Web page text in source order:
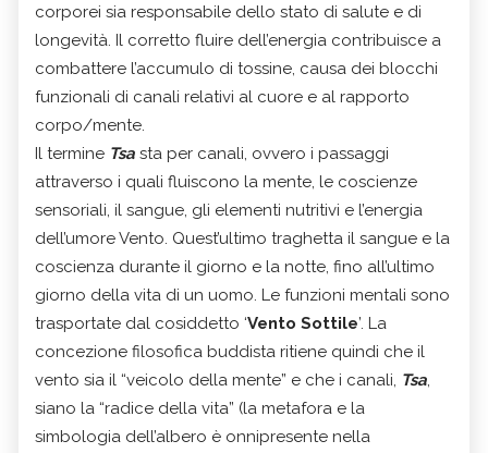
corporei sia responsabile dello stato di salute e di
longevità. Il corretto fluire dell’energia contribuisce a
combattere l’accumulo di tossine, causa dei blocchi
funzionali di canali relativi al cuore e al rapporto
corpo/mente.
Il termine Tsa sta per canali, ovvero i passaggi
attraverso i quali fluiscono la mente, le coscienze
sensoriali, il sangue, gli elementi nutritivi e l’energia
dell’umore Vento. Quest’ultimo traghetta il sangue e la
coscienza durante il giorno e la notte, fino all’ultimo
giorno della vita di un uomo. Le funzioni mentali sono
trasportate dal cosiddetto ‘Vento Sottile’. La
concezione filosofica buddista ritiene quindi che il
vento sia il “veicolo della mente” e che i canali, Tsa,
siano la “radice della vita” (la metafora e la
simbologia dell’albero è onnipresente nella